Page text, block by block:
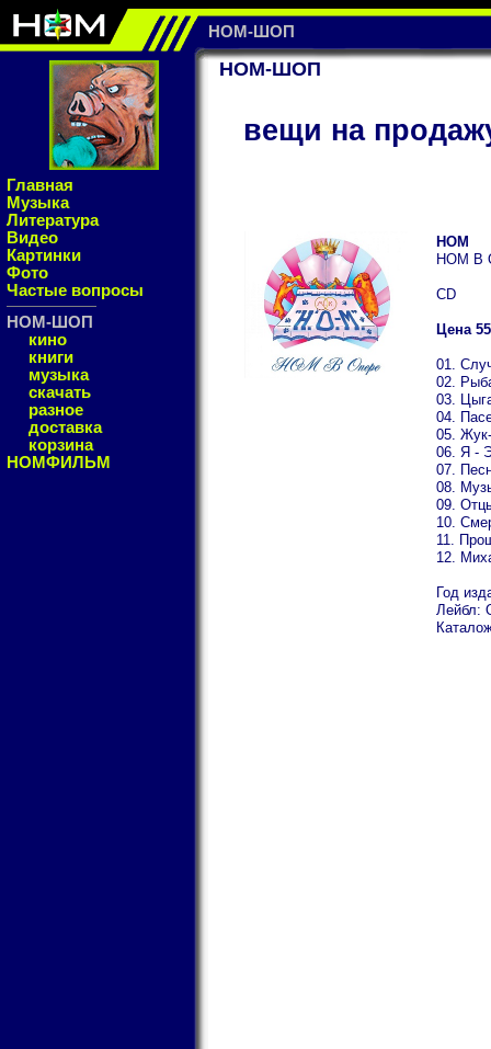
НОМ-ШОП
Главная
Музыка
Литература
Видео
Картинки
Фото
Частые вопросы
НОМ-ШОП
кино
книги
музыка
скачать
разное
доставка
корзина
НОМФИЛЬМ
НОМ-ШОП
вещи на
НОМ
НОМ В
CD
Цена
01.
02.
03.
04.
05.
06. Я -
07.
08.
09.
10.
11.
12.
Год
Лейбл: